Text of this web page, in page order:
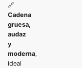
🔗
Cadena
gruesa,
audaz
y
moderna,
ideal